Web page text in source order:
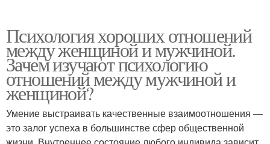
Психология хороших отношений
между женщиной и мужчиной.
Зачем изучают психологию
отношений между мужчиной и
женщиной?
Умение выстраивать качественные взаимоотношения —
это залог успеха в большинстве сфер общественной